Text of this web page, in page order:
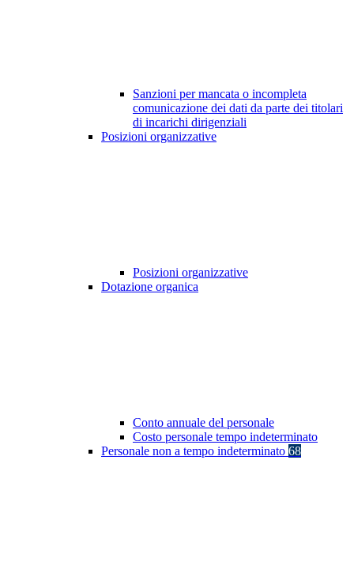
Sanzioni per mancata o incompleta
comunicazione dei dati da parte dei titolari
di incarichi dirigenziali
Posizioni organizzative
Posizioni organizzative
Dotazione organica
Conto annuale del personale
Costo personale tempo indeterminato
Personale non a tempo indeterminato 68